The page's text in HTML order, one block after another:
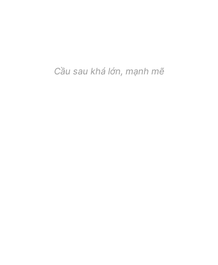
Cầu sau khá lớn, mạnh mẽ